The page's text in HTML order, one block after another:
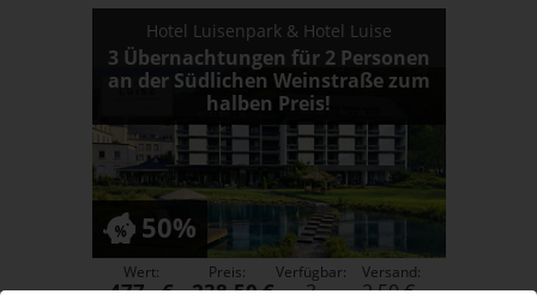
Hotel Luisenpark & Hotel Luise
3 Übernachtungen für 2 Personen
an der Südlichen Weinstraße zum
halben Preis!
50%
Wert:
477,- €
Preis:
238,50 €
Verfügbar:
3
Versand:
2,50 €